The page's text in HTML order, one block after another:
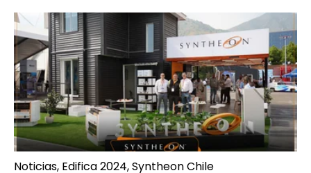
Noticias, Edifica 2024,Syntheon Chile